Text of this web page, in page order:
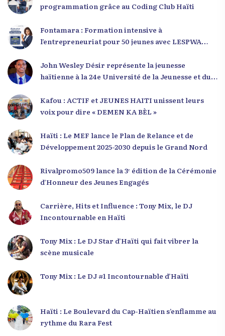
programmation grâce au Coding Club Haïti
Fontamara : Formation intensive à
l’entrepreneuriat pour 50 jeunes avec LESPWA
John Wesley Désir représente la jeunesse
haïtienne à la 24e Université de la Jeunesse et du
Kafou : ACTIF et JEUNES HAITI unissent leurs
voix pour dire « DEMEN KA BÈL »
Haïti : Le MEF lance le Plan de Relance et de
Développement 2025-2030 depuis le Grand Nord
Rivalpromo509 lance la 3ᵉ édition de la Cérémonie
d’Honneur des Jeunes Engagés
Carrière, Hits et Influence : Tony Mix, le DJ
Incontournable en Haïti
Tony Mix : Le DJ Star d’Haïti qui fait vibrer la
scène musicale
Tony Mix : Le DJ #1 Incontournable d’Haïti
Haïti : Le Boulevard du Cap-Haïtien s’enflamme au
rythme du Rara Fest